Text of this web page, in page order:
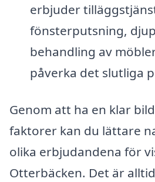
erbjuder
fönsterputsning,
behandling av
påverka det slutliga
Genom att ha en klar
faktorer kan du lättare
olika erbjudandena för
Otterbäcken. Det är